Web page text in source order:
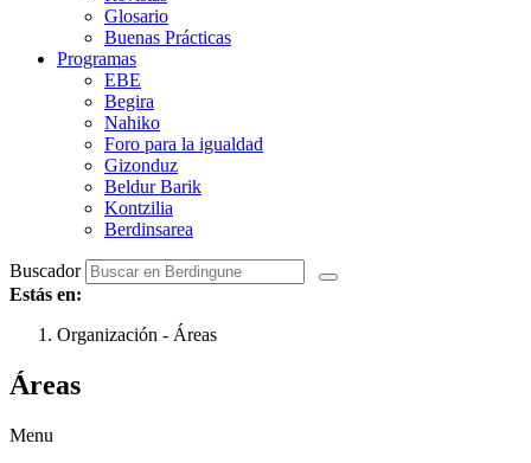
Glosario
Buenas Prácticas
Programas
EBE
Begira
Nahiko
Foro para la igualdad
Gizonduz
Beldur Barik
Kontzilia
Berdinsarea
Buscador
Estás en:
Organización - Áreas
Áreas
Menu